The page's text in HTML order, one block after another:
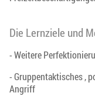
Die Lernziele und
- Weitere
- Gruppentaktisches ,
Angriff